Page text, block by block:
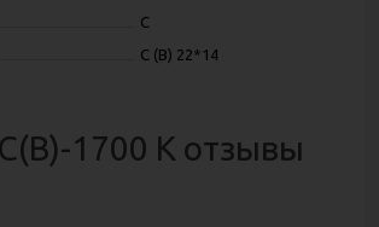
C
С (В) 22*14
1700 К отзывы